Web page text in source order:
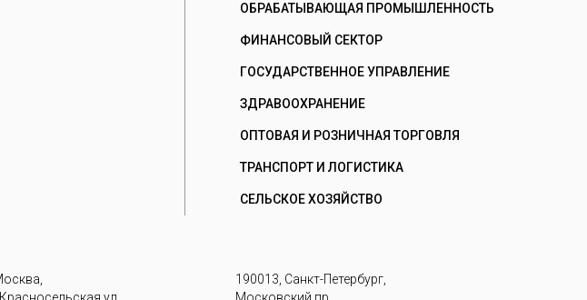
ОБРАБАТЫВАЮЩАЯ ПРОМЫШЛЕННОСТЬ
ФИНАНСОВЫЙ СЕКТОР
ГОСУДАРСТВЕННОЕ УПРАВЛЕНИЕ
ЗДРАВООХРАНЕНИЕ
ОПТОВАЯ И РОЗНИЧНАЯ ТОРГОВЛЯ
ТРАНСПОРТ И ЛОГИСТИКА
СЕЛЬСКОЕ ХОЗЯЙСТВО
190013, Санкт-Петербург,